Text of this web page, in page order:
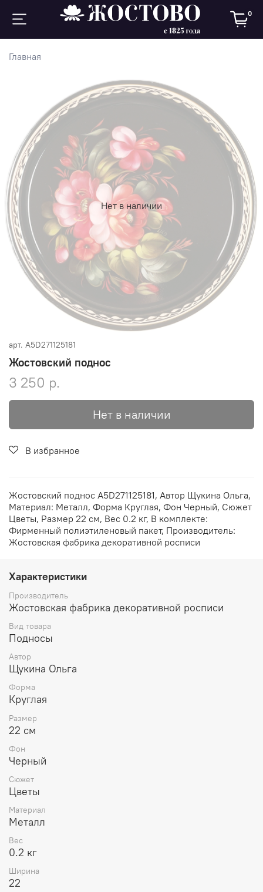
0
Главная
Нет в наличии
арт. A5D271125181
Жостовский поднос
3 250 р.
Нет в наличии
В избранное
Жостовский поднос A5D271125181, Автор Щукина Ольга,
Материал: Металл, Форма Круглая, Фон Черный, Сюжет
Цветы, Размер 22 см, Вес 0.2 кг, В комплекте:
Фирменный полиэтиленовый пакет, Производитель:
Жостовская фабрика декоративной росписи
Характеристики
Производитель
Жостовская фабрика декоративной росписи
Вид товара
Подносы
Автор
Щукина Ольга
Форма
Круглая
Размер
22 см
Фон
Черный
Сюжет
Цветы
Материал
Металл
Вес
0.2 кг
Ширина
22